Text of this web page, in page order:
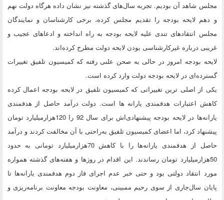
مجلس شاهد آن بودیم. تجربه سال‌های گذشته نیز نشان داده هرگاه دولت نهم
و دهم لایحه بودجه را تقدیم مجلس کرده، برخی کارشناسان و نمایندگان
مجلس انتقاد‌های تندی علیه لایحه بودجه به راه‌ انداخته‌ و ادعاهای عجیب و
غریبی درباره غیرکارشناسی بودن لایحه دولت مطرح کرده‌اند.
لایحه بودجه امروز در حالی به صحن علنی رفته که کمیسیون تلفیق تغییرات
گسترده‌ای در لایحه بودجه دولت وارد کرده است.
یکی از اصلی ترین تغییراتی که کمیسیون تلفیق در لایحه بودجه اعمال کرده
کاهش اعتبارات هدفمندی یارانه ها است. دولت درآمد حاصل از هدفمندی
یارانه‌ها در لایحه بودجه پیشنهادی‌اش برای سال 92 را 120‌هزار‌میلیارد تومان
پیشنهاد کرد، اما اعضای کمیسیون تلفیق به‌راحتی با آن مخالفت کردند و درآمد
حاصل از هدفمندی یارانه‌ها را با کاهش 70‌هزار‌میلیارد تومانی به حدود
50‌هزار‌میلیارد تومان رساندند. این اقدام در روزها و هفته‌های گذشته همواره
مورد انتقاد دولتی بود و حتی خبر عدم اجرای فاز دوم هدفمندی یارانه‌ها تا
پایان سال‌جاری از سوی رحیم ممبینی، معاونت بودجه معاونت برنامه‌ریزی و